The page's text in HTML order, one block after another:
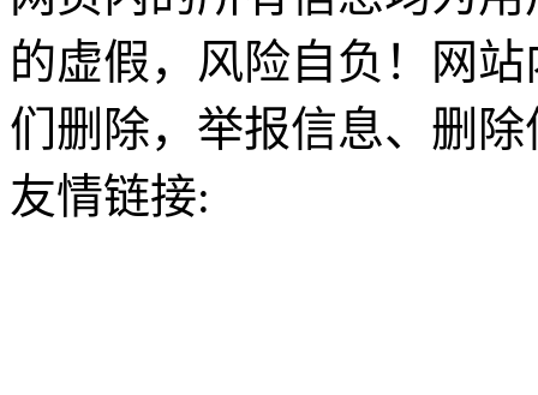
的虚假，风险自负！网
们删除，举报信息、删
友情链接: